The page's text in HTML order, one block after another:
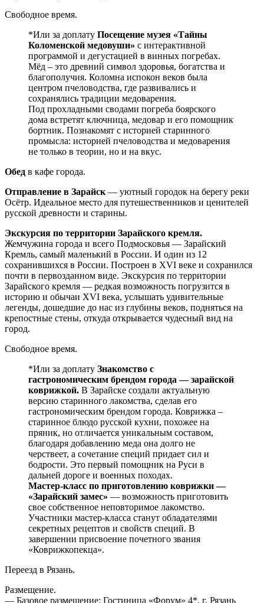
Свободное время.
*Или за доплату Посещение музея «Тайны
Коломенской медовуши» с интерактивной
программой и дегустацией в винных погребах.
Мёд – это древний символ здоровья, богатства и
благополучия. Коломна испокон веков была
центром пчеловодства, где развивались и
сохранялись традиции медоварения.
Под прохладными сводами погреба боярского
дома встретят ключница, медовар и его помощник
бортник. Познакомят с историей старинного
промысла: историей пчеловодства и медоварения
не только в теории, но и на вкус.
Обед в кафе города.
Отправление в Зарайск — уютный городок на берегу реки
Осётр. Идеальное место для путешественников и ценителей
русской древности и старины.
Экскурсия по территории Зарайского кремля.
Жемчужина города и всего Подмосковья — Зарайский
Кремль, самый маленький в России. И один из 12
сохранившихся в России. Построен в XVI веке и сохранился
почти в первозданном виде. Экскурсия по территории
Зарайского кремля — редкая возможность погрузится в
историю и обычаи XVI века, услышать удивительные
легенды, дошедшие до нас из глубины веков, подняться на
крепостные стены, откуда открывается чудесный вид на
город.
Свободное время.
*Или за доплату Знакомство с
гастрономическим брендом города — зарайской
коврижкой. В Зарайске создали актуальную
версию старинного лакомства, сделав его
гастрономическим брендом города. Коврижка –
старинное блюдо русской кухни, похожее на
пряник, но отличается уникальным составом,
благодаря добавлению меда она долго не
черствеет, а сочетание специй придает сил и
бодрости. Это первый помощник на Руси в
дальней дороге и военных походах.
Мастер-класс по приготовлению коврижки —
«Зарайский замес» — возможность приготовить
свое собственное неповторимое лакомство.
Участники мастер-класса станут обладателями
секретных рецептов и свойств специй. В
завершении присвоение почетного звания
«Коврижкопекца».
Переезд в Рязань.
Размещение.
— Базовое размещение: Гостиница «Форум» 4*, г. Рязань